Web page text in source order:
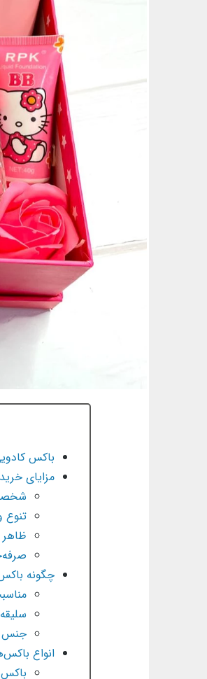
باکس
مزایای
تنوع
چگونه
جنس
انواع